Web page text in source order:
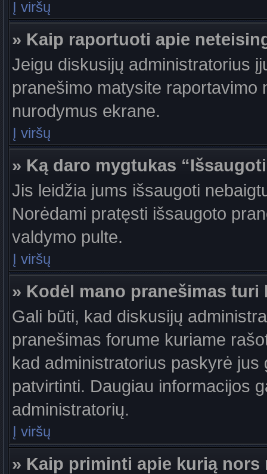
Į viršų
» Kaip raportuoti apie
Jeigu diskusijų administratorius
pranešimo matysite
nurodymus ekrane.
Į viršų
» Ką daro mygtukas
Jis leidžia jums išsaugoti
Norėdami pratęsti išsaugoto
valdymo pulte.
Į viršų
» Kodėl mano pranešimas
Gali būti, kad diskusijų
pranešimas forume kuriame
kad administratorius paskyrė
patvirtinti. Daugiau informacijos
administratorių.
Į viršų
» Kaip priminti apie kurią nors